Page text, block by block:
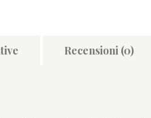
Recensioni (0)